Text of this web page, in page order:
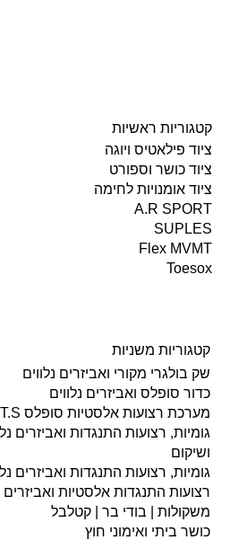
שק בולגרי מקורי ואביזרים נלווים
כדור סופלס ואביזרים נלווים
מערכת רצועות אלסטיות סופלס Suples H.I.R.T.S
גומיות, רצועות התנגדות ואביזרים
ושיקום
גומיות, רצועות התנגדות ואביזרים
רצועות התנגדות אלסטיות ואביזרים
משקולות | בודי בר | קטלבל
כושר ביתי ואימוני חוץ
קטגוריות משניות
ציוד פילאטיס ויוגה
ציוד כושר וספורט
ציוד אומנויות לחימה
A.R SPORT
SUPLES
Flex MVMT
Toesox
קטגוריות ראשיות